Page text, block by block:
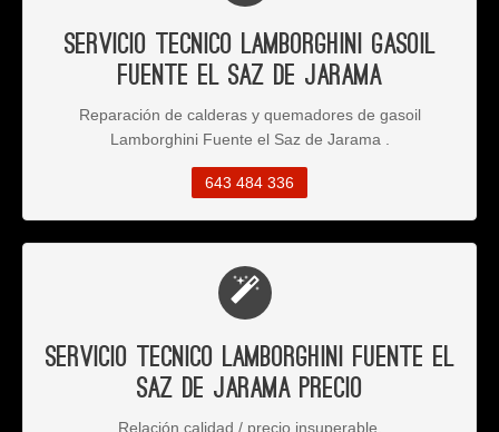
Servicio Tecnico Lamborghini Gasoil
Fuente el Saz de Jarama
Reparación de calderas y quemadores de gasoil
Lamborghini Fuente el Saz de Jarama .
643 484 336
Servicio Tecnico Lamborghini Fuente el
Saz de Jarama Precio
Relación calidad / precio insuperable.